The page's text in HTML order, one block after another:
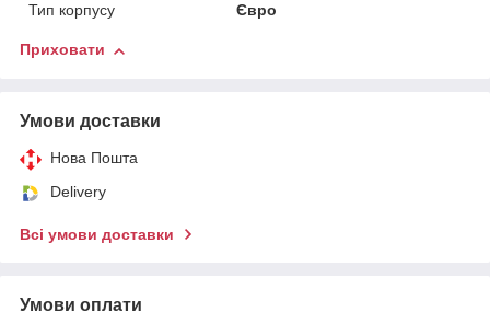
Тип корпусу
Євро
Приховати
Умови доставки
Нова Пошта
Delivery
Всі умови доставки
Умови оплати